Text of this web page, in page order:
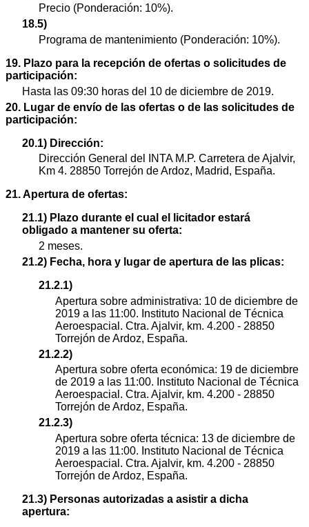
Precio (Ponderación: 10%).
18.5)
Programa de mantenimiento (Ponderación: 10%).
19. Plazo para la recepción de ofertas o solicitudes de
participación:
Hasta las 09:30 horas del 10 de diciembre de 2019.
20. Lugar de envío de las ofertas o de las solicitudes de
participación:
20.1) Dirección:
Dirección General del INTA M.P. Carretera de Ajalvir,
Km 4. 28850 Torrejón de Ardoz, Madrid, España.
21. Apertura de ofertas:
21.1) Plazo durante el cual el licitador estará
obligado a mantener su oferta:
2 meses.
21.2) Fecha, hora y lugar de apertura de las plicas:
21.2.1)
Apertura sobre administrativa: 10 de diciembre de
2019 a las 11:00. Instituto Nacional de Técnica
Aeroespacial. Ctra. Ajalvir, km. 4.200 - 28850
Torrejón de Ardoz, España.
21.2.2)
Apertura sobre oferta económica: 19 de diciembre
de 2019 a las 11:00. Instituto Nacional de Técnica
Aeroespacial. Ctra. Ajalvir, km. 4.200 - 28850
Torrejón de Ardoz, España.
21.2.3)
Apertura sobre oferta técnica: 13 de diciembre de
2019 a las 11:00. Instituto Nacional de Técnica
Aeroespacial. Ctra. Ajalvir, km. 4.200 - 28850
Torrejón de Ardoz, España.
21.3) Personas autorizadas a asistir a dicha
apertura: